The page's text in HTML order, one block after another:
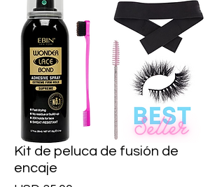
Kit de peluca de fusión de
encaje